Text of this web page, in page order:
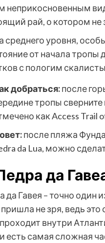
неприкосновенным
рай, о котором
среднего уровня,
от начала тропы
с пологим
добраться:после
тропы сверните
как Access Trail
после пляжа
da Lua, можно
да
да Гавея – точно
не зря, ведь
внутри
и есть самая сложная